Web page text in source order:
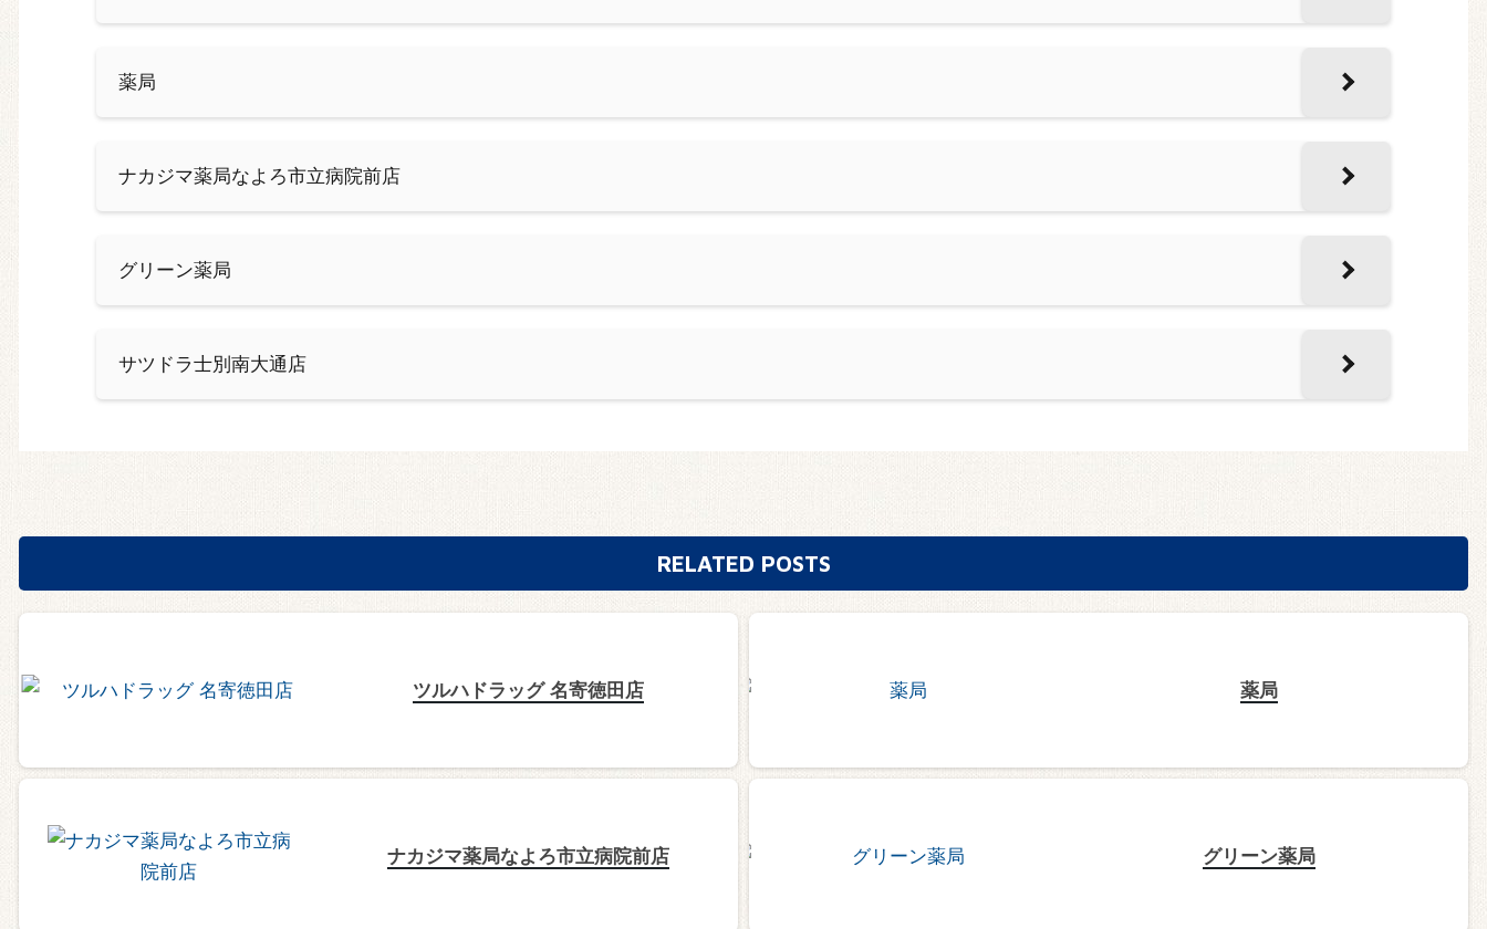
薬局
ナカジマ薬局なよろ市立病院前店
グリーン薬局
サツドラ士別南大通店
RELATED POSTS
ツルハドラッグ 名寄徳田店 薬局
ナカジマ薬局なよろ市立病院前店 グリーン薬局